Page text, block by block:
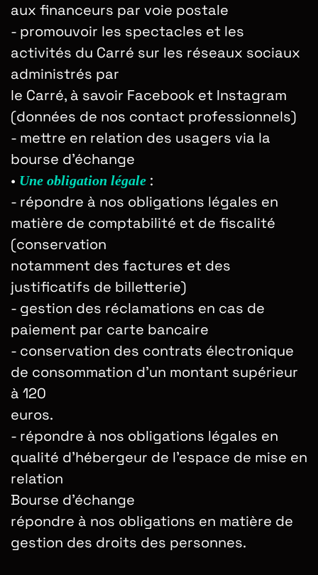
aux financeurs par voie postale
- promouvoir les spectacles et les
activités du Carré sur les réseaux sociaux
administrés par
le Carré, à savoir Facebook et Instagram
(données de nos contact professionnels)
- mettre en relation des usagers via la
bourse d’échange
• Une obligation légale :
- répondre à nos obligations légales en
matière de comptabilité et de fiscalité
(conservation
notamment des factures et des
justificatifs de billetterie)
- gestion des réclamations en cas de
paiement par carte bancaire
- conservation des contrats électronique
de consommation d’un montant supérieur
à 120
euros.
- répondre à nos obligations légales en
qualité d’hébergeur de l’espace de mise en
relation
Bourse d’échange
répondre à nos obligations en matière de
gestion des droits des personnes.